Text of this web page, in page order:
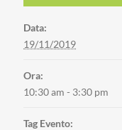
Data:
19/11/2019
Ora:
10:30 am - 3:30 pm
Tag Evento: